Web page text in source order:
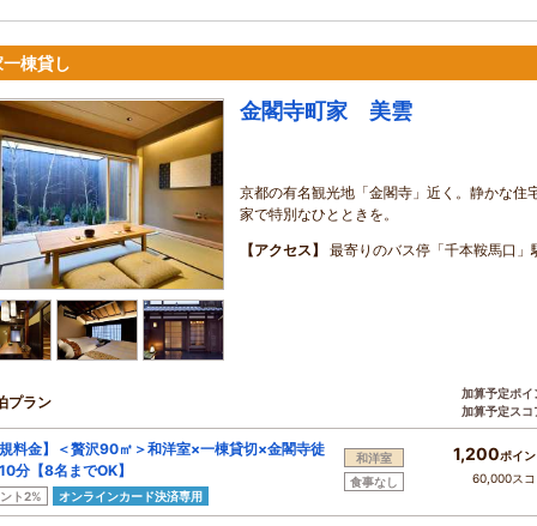
棟貸し
金閣寺町家 美雲
京都の有名観光地「金閣寺」近く。静かな住
家で特別なひとときを。
【アクセス】
最寄りのバス停「千本鞍馬口」
プラン
加算予定ポイ
加算予定スコ
料金】＜贅沢90㎡＞和洋室×一棟貸切×金閣寺徒
分【8名までOK】
ト2% オンラインカード決済専用
和洋室
食事なし
1,200ポイ
60,000ス